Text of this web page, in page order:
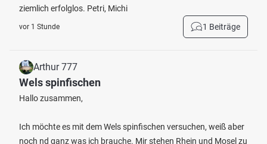
ziemlich erfolglos. Petri, Michi
vor 1 Stunde 1 Beiträge
Arthur 777
Wels spinfischen
Hallo zusammen,
Ich möchte es mit dem Wels spinfischen versuchen, weiß aber
noch nd ganz was ich brauche. Mir stehen Rhein und Mosel zu